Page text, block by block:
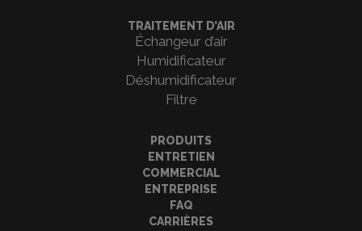
TRAITEMENT D’AIR
Échangeur d’air
Humidificateur
Déshumidificateur
Filtre
PRODUITS
ENTRETIEN
COMMERCIAL
ENTREPRISE
FAQ
CARRIÈRES